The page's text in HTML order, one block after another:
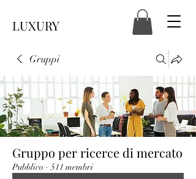
LUXURY
Gruppi
Gruppo per ricerce di mercato
Pubblico · 511 membri